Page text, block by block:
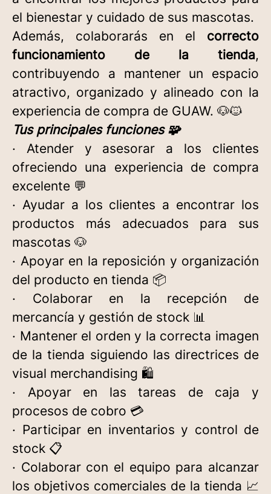
el bienestar y cuidado de sus mascotas.
Además, colaborarás en el correcto
funcionamiento de la tienda,
contribuyendo a mantener un espacio
atractivo, organizado y alineado con la
experiencia de compra de GUAW. 🐶🐱
Tus principales funciones 🧩
· Atender y asesorar a los clientes
ofreciendo una experiencia de compra
excelente 💬
· Ayudar a los clientes a encontrar los
productos más adecuados para sus
mascotas 🐶
· Apoyar en la reposición y organización
del producto en tienda 📦
· Colaborar en la recepción de
mercancía y gestión de stock 📊
· Mantener el orden y la correcta imagen
de la tienda siguiendo las directrices de
visual merchandising 🛍
· Apoyar en las tareas de caja y
procesos de cobro 💳
· Participar en inventarios y control de
stock 📋
· Colaborar con el equipo para alcanzar
los objetivos comerciales de la tienda 📈